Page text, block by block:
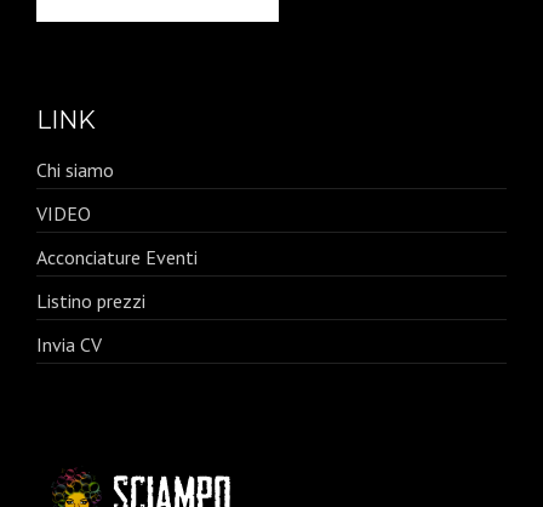
LINK
Chi siamo
VIDEO
Acconciature Eventi
Listino prezzi
Invia CV